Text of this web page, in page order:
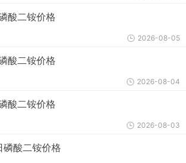
酸二铵价格
2026-08-05
酸二铵价格
2026-08-04
酸二铵价格
2026-08-03
酸二铵价格